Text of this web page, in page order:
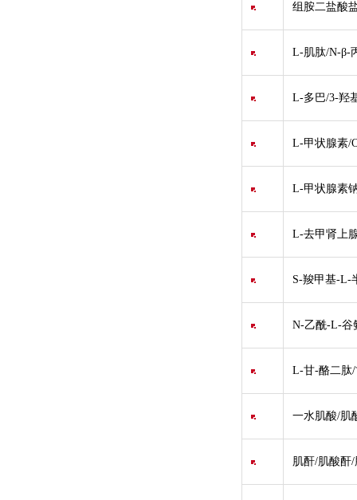
组胺二盐酸
L-肌肽/N-β-
L-多巴/3-羟
L-甲状腺素/
L-甲状腺素
L-去甲肾上
S-羧甲基-L-
N-乙酰-L-谷
L-甘-酪二肽
一水肌酸/肌
肌酐/肌酸酐